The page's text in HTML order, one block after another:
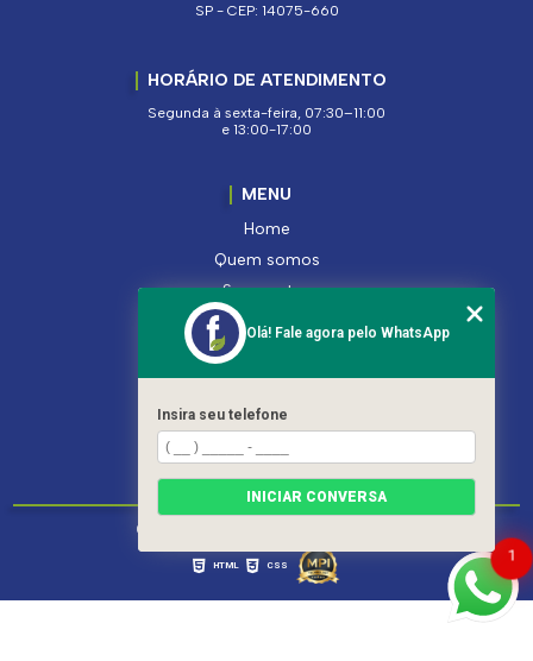
SP - CEP: 14075-660
HORÁRIO DE ATENDIMENTO
Segunda à sexta-feira, 07:30–11:00
e 13:00-17:00
MENU
Home
Quem somos
Segmentos
Serviços
Produtos
Contato
Categorias
Mapa do site
Copyright © Ferroleto. (Lei 9610 de 19/02/1998)
HTML CSS
1
Olá! Fale agora pelo WhatsApp
Insira seu telefone
INICIAR CONVERSA